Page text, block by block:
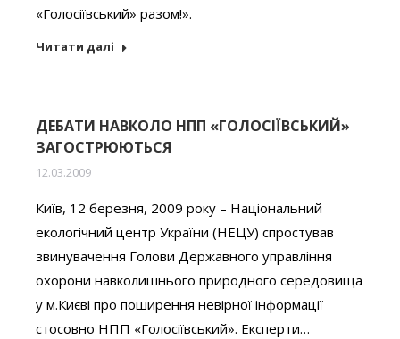
«Голосіївський» разом!».
Читати далі
ДЕБАТИ НАВКОЛО НПП «ГОЛОСІЇВСЬКИЙ»
ЗАГОСТРЮЮТЬСЯ
12.03.2009
Київ, 12 березня, 2009 року – Національний
екологічний центр України (НЕЦУ) спростував
звинувачення Голови Державного управління
охорони навколишнього природного середовища
у м.Києві про поширення невірної інформації
cтосовно НПП «Голосіївський». Експерти…